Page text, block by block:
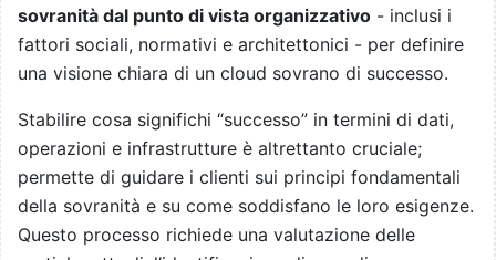
sovranità dal punto di vista organizzativo - inclusi i
fattori sociali, normativi e architettonici - per definire
una visione chiara di un cloud sovrano di successo.
Stabilire cosa significhi “successo” in termini di dati,
operazioni e infrastrutture è altrettanto cruciale;
permette di guidare i clienti sui principi fondamentali
della sovranità e su come soddisfano le loro esigenze.
Questo processo richiede una valutazione delle